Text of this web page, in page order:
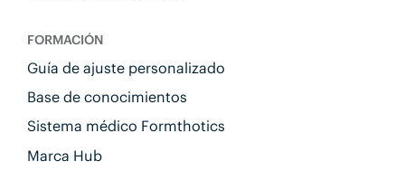
FORMACIÓN
Guía de ajuste personalizado
Base de conocimientos
Sistema médico Formthotics
Marca Hub